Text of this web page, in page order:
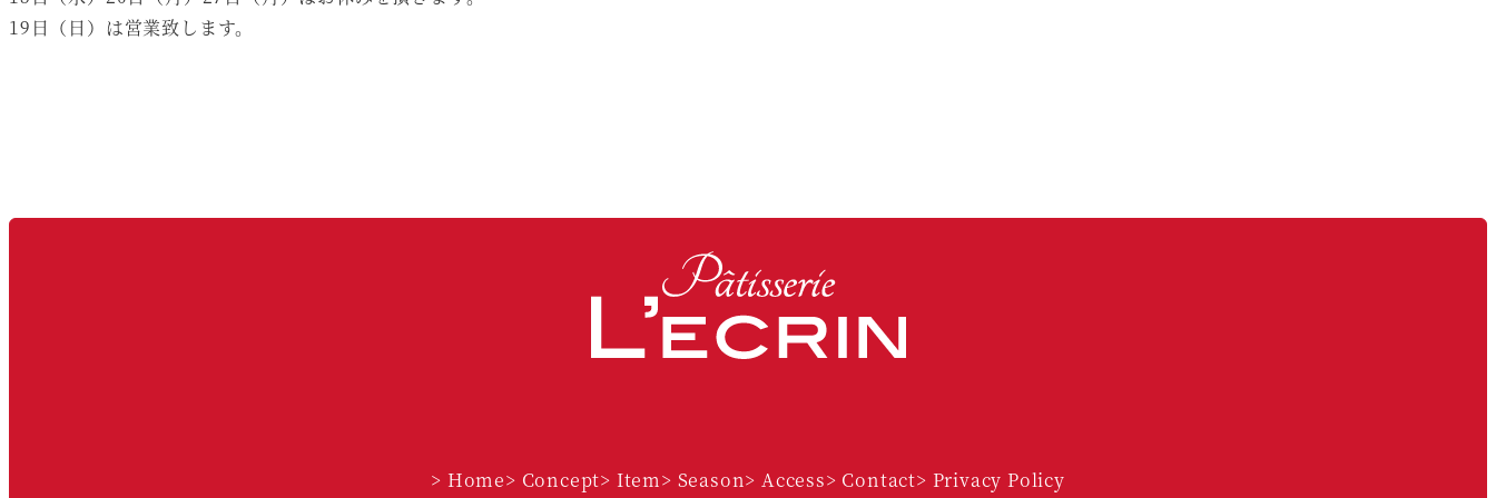
19日（日）は営業致します。
> Home> Concept> Item> Season> Access> Contact> Privacy Policy